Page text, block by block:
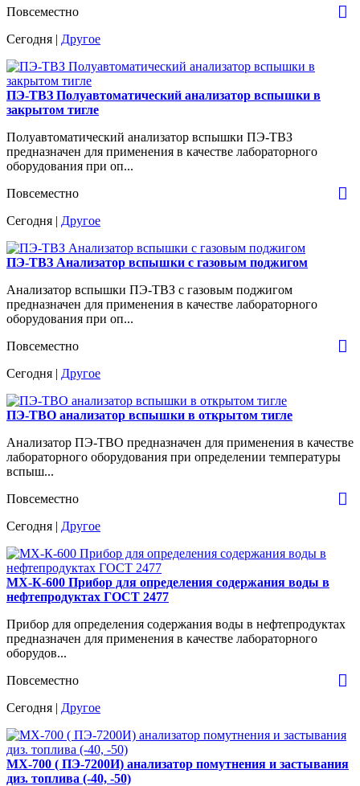
Повсеместно
Сегодня | Другое
ПЭ-ТВЗ Полуавтоматический анализатор вспышки в
закрытом тигле
Полуавтоматический анализатор вспышки ПЭ-ТВЗ
предназначен для применения в качестве лабораторного
оборудования при оп...
Повсеместно
Сегодня | Другое
ПЭ-ТВЗ Анализатор вспышки с газовым поджигом
Анализатор вспышки ПЭ-ТВЗ с газовым поджигом
предназначен для применения в качестве лабораторного
оборудования при оп...
Повсеместно
Сегодня | Другое
ПЭ-ТВО анализатор вспышки в открытом тигле
Анализатор ПЭ-ТВО предназначен для применения в качестве
лабораторного оборудования при определении температуры
вспыш...
Повсеместно
Сегодня | Другое
МХ-К-600 Прибор для определения содержания воды в
нефтепродуктах ГОСТ 2477
Прибор для определения содержания воды в нефтепродуктах
предназначен для применения в качестве лабораторного
оборудов...
Повсеместно
Сегодня | Другое
МХ-700 ( ПЭ-7200И) анализатор помутнения и застывания
диз. топлива (-40, -50)